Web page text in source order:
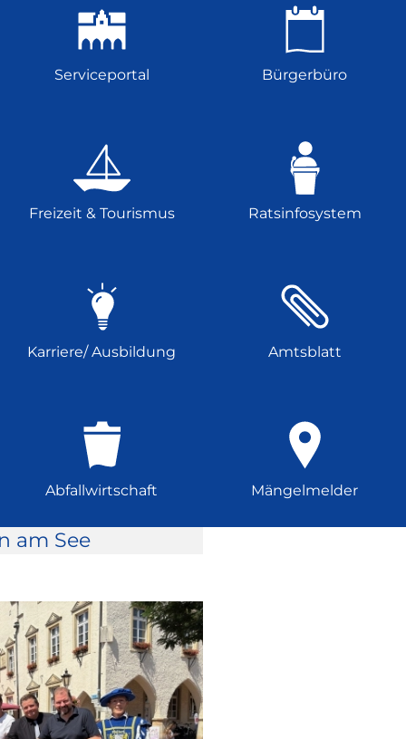
Serviceportal Bürgerbüro
Freizeit & Tourismus Ratsinfosystem
Karriere/ Ausbildung Amtsblatt
Abfallwirtschaft Mängelmelder
am See